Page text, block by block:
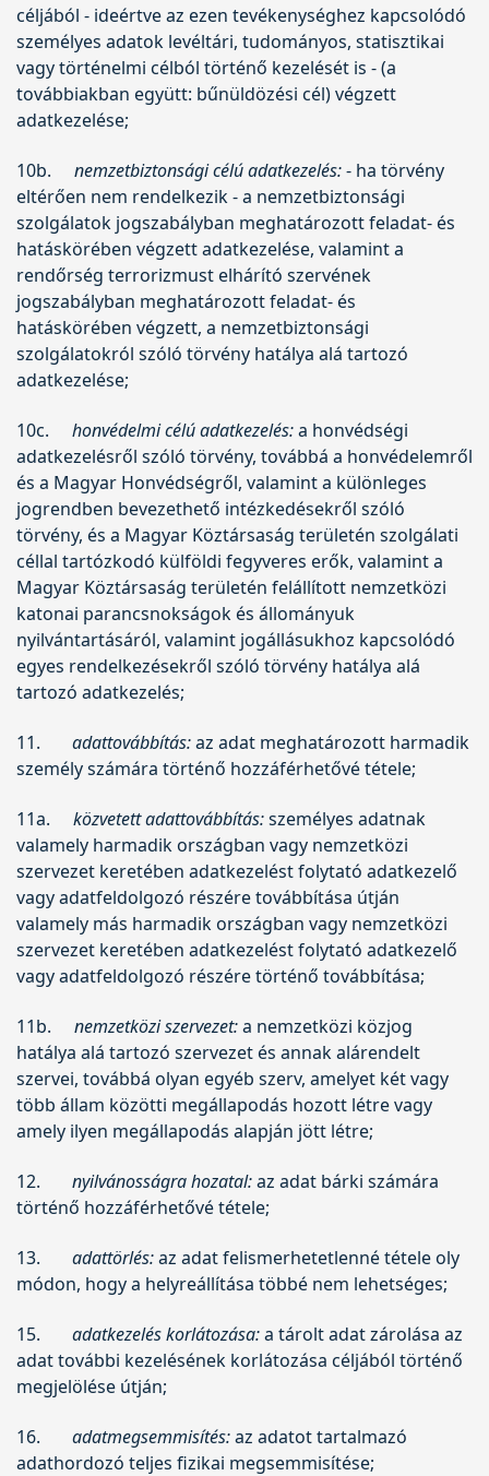
céljából - ideértve az ezen tevékenységhez kapcsolódó
személyes adatok levéltári, tudományos, statisztikai
vagy történelmi célból történő kezelését is - (a
továbbiakban együtt: bűnüldözési cél) végzett
adatkezelése;
10b. nemzetbiztonsági célú adatkezelés:- ha törvény
eltérően nem rendelkezik - a nemzetbiztonsági
szolgálatok jogszabályban meghatározott feladat- és
hatáskörében végzett adatkezelése, valamint a
rendőrség terrorizmust elhárító szervének
jogszabályban meghatározott feladat- és
hatáskörében végzett, a nemzetbiztonsági
szolgálatokról szóló törvény hatálya alá tartozó
adatkezelése;
10c. honvédelmi célú adatkezelés:a honvédségi
adatkezelésről szóló törvény, továbbá a honvédelemről
és a Magyar Honvédségről, valamint a különleges
jogrendben bevezethető intézkedésekről szóló
törvény, és a Magyar Köztársaság területén szolgálati
céllal tartózkodó külföldi fegyveres erők, valamint a
Magyar Köztársaság területén felállított nemzetközi
katonai parancsnokságok és állományuk
nyilvántartásáról, valamint jogállásukhoz kapcsolódó
egyes rendelkezésekről szóló törvény hatálya alá
tartozó adatkezelés;
11. adattovábbítás:az adat meghatározott harmadik
személy számára történő hozzáférhetővé tétele;
11a. közvetett adattovábbítás:személyes adatnak
valamely harmadik országban vagy nemzetközi
szervezet keretében adatkezelést folytató adatkezelő
vagy adatfeldolgozó részére továbbítása útján
valamely más harmadik országban vagy nemzetközi
szervezet keretében adatkezelést folytató adatkezelő
vagy adatfeldolgozó részére történő továbbítása;
11b. nemzetközi szervezet:a nemzetközi közjog
hatálya alá tartozó szervezet és annak alárendelt
szervei, továbbá olyan egyéb szerv, amelyet két vagy
több állam közötti megállapodás hozott létre vagy
amely ilyen megállapodás alapján jött létre;
12. nyilvánosságra hozatal:az adat bárki számára
történő hozzáférhetővé tétele;
13. adattörlés:az adat felismerhetetlenné tétele oly
módon, hogy a helyreállítása többé nem lehetséges;
15. adatkezelés korlátozása:a tárolt adat zárolása az
adat további kezelésének korlátozása céljából történő
megjelölése útján;
16. adatmegsemmisítés:az adatot tartalmazó
adathordozó teljes fizikai megsemmisítése;